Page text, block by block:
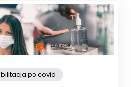
po covid